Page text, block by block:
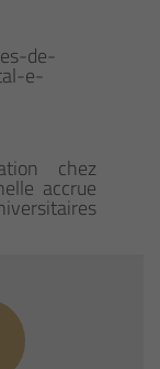
de-
e-
chez
accrue